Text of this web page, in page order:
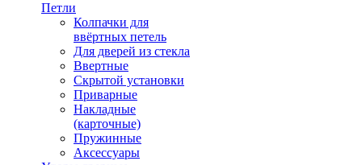
Петли
Колпачки для
ввёртных петель
Для дверей из стекла
Ввертные
Скрытой установки
Приварные
Накладные
(карточные)
Пружинные
Аксессуары